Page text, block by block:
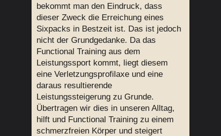
bekommt man den Eindruck, dass
dieser Zweck die Erreichung eines
Sixpacks in Bestzeit ist. Das ist jedoch
nicht der Grundgedanke. Da das
Functional Training aus dem
Leistungssport kommt, liegt diesem
eine Verletzungsprofilaxe und eine
daraus resultierende
Leistungssteigerung zu Grunde.
Übertragen wir dies in unseren Alltag,
hilft und Functional Training zu einem
schmerzfreien Körper und steigert